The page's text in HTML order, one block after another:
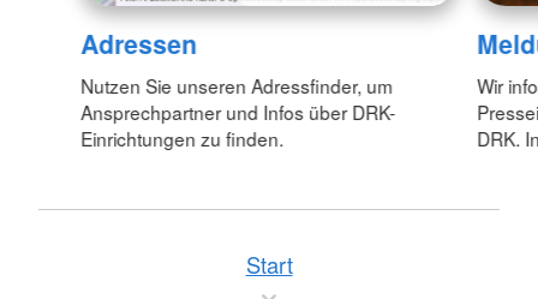
Adressen
Nutzen Sie unseren Adressfinder, um
Ansprechpartner und Infos über DRK-
Einrichtungen zu finden.
Wir
DRK.
Start